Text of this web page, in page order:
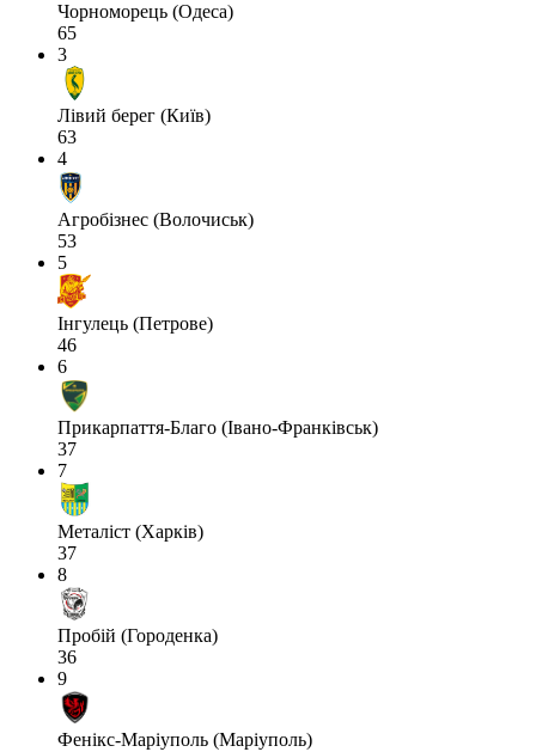
Чорноморець (Одеса)
65
3
Лівий берег (Київ)
63
4
Агробізнес (Волочиськ)
53
5
Інгулець (Петрове)
46
6
Прикарпаття-Благо (Івано-Франківськ)
37
7
Металіст (Харків)
37
8
Пробій (Городенка)
36
9
Фенікс-Маріуполь (Маріуполь)